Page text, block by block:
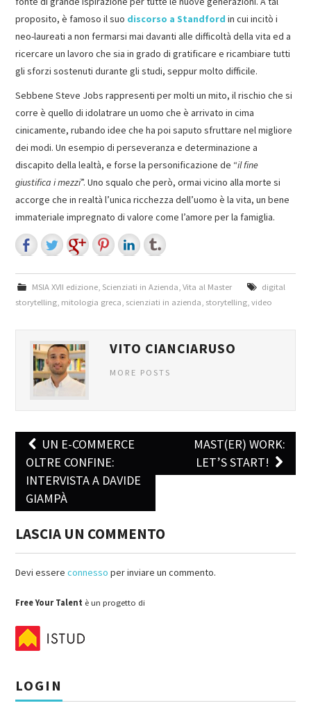
proposito, è famoso il suo discorso a Standford in cui incitò i
neo-laureati a non fermarsi mai davanti alle difficoltà della vita ed a
ricercare un lavoro che sia in grado di gratificare e ricambiare tutti
gli sforzi sostenuti durante gli studi, seppur molto difficile.
Sebbene Steve Jobs rappresenti per molti un mito, il rischio che si
corre è quello di idolatrare un uomo che è arrivato in cima
cinicamente, rubando idee che ha poi saputo sfruttare nel migliore
dei modi. Un esempio di perseveranza e determinazione a
discapito della lealtà, e forse la personificazione de “il fine
giustifica i mezzi”. Uno squalo che però, ormai vicino alla morte si
accorge che in realtà l’unica ricchezza dell’uomo è la vita, un bene
immateriale impregnato di valore come l’amore per la famiglia.
MSIA XVII edizione, Scienziati in Azienda Vita al Master
digital
storytelling mitologia greca scienziati in azienda storytelling ,video
VITO CIANCIARUSO
MORE POSTS
Post navigation
UN E-COMMERCE
OLTRE CONFINE:
INTERVISTA A DAVIDE
GIAMPÀ
MAST(ER) WORK:
LET’S START!
LASCIA UN COMMENTO
Devi essereconnesso per inviare un commento.
Free Your Talent è un progetto di
LOGIN